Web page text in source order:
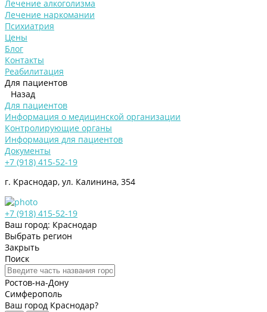
Лечение алкоголизма
Лечение наркомании
Психиатрия
Цены
Блог
Контакты
Реабилитация
Для пациентов
Назад
Для пациентов
Информация о медицинской организации
Контролирующие органы
Информация для пациентов
Документы
+7 (918) 415-52-19
г. Краснодар, ул. Калинина, 354
+7 (918) 415-52-19
Ваш город: Краснодар
Выбрать регион
Закрыть
Поиск
Ростов-на-Дону
Симферополь
Ваш город Краснодар?